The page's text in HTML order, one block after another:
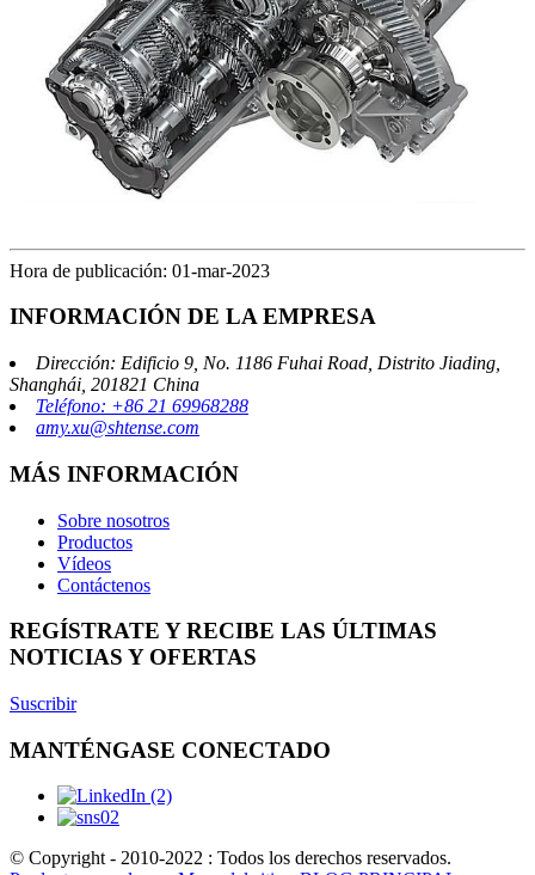
Hora de publicación: 01-mar-2023
INFORMACIÓN DE LA EMPRESA
Dirección: Edificio 9, No. 1186 Fuhai Road, Distrito Jiading,
Shanghái, 201821 China
Teléfono: +86 21 69968288
amy.xu@shtense.com
MÁS INFORMACIÓN
Sobre nosotros
Productos
Vídeos
Contáctenos
REGÍSTRATE Y RECIBE LAS ÚLTIMAS
NOTICIAS Y OFERTAS
Suscribir
MANTÉNGASE CONECTADO
© Copyright - 2010-2022 : Todos los derechos reservados.